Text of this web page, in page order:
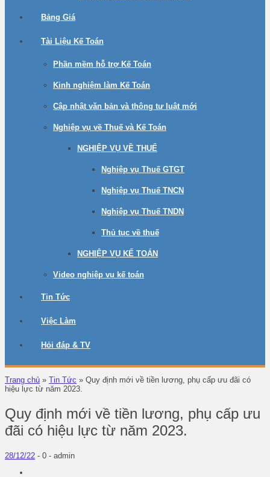
Bảng Giá
Tài Liệu Kế Toán
Phần mềm hỗ trợ Kế Toán
Kinh nghiệm làm Kế Toán
Cập nhật văn bản và thông tư luật mới
Nghiệp vụ về Thuế và Kế Toán
NGHIỆP VỤ VỀ THUẾ
Nghiệp vụ Thuế GTGT
Nghiệp vụ Thuế TNCN
Nghiệp vụ Thuế TNDN
Thủ tục về thuế
NGHIỆP VỤ KẾ TOÁN
Video nghiệp vụ kế toán
Tin Tức
Việc Làm
Hỏi đáp & TV
Trang chủ » Tin Tức » Quy định mới về tiền lương, phụ cấp ưu đãi có
hiệu lực từ năm 2023.
Quy định mới về tiền lương, phụ cấp ưu
đãi có hiệu lực từ năm 2023.
28/12/22 - 0 - admin